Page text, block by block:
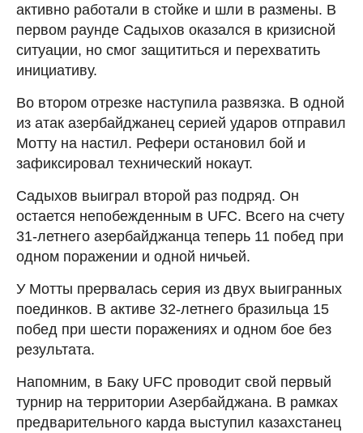
активно работали в стойке и шли в размены. В
первом раунде Садыхов оказался в кризисной
ситуации, но смог защититься и перехватить
инициативу.
Во втором отрезке наступила развязка. В одной
из атак азербайджанец серией ударов отправил
Мотту на настил. Рефери остановил бой и
зафиксировал технический нокаут.
Садыхов выиграл второй раз подряд. Он
остается непобежденным в UFC. Всего на счету
31-летнего азербайджанца теперь 11 побед при
одном поражении и одной ничьей.
У Мотты прервалась серия из двух выигранных
поединков. В активе 32-летнего бразильца 15
побед при шести поражениях и одном бое без
результата.
Напомним, в Баку UFC проводит свой первый
турнир на территории Азербайджана. В рамках
предварительного карда выступил казахстанец